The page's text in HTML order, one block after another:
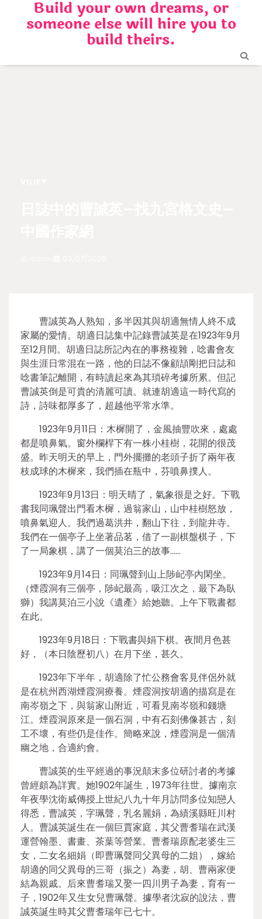
Build your own dreams, or
someone else will hire you to
build theirs.
曹誠英為人熟知，多半因其與胡適無情人終不成
家屬的愛情。胡適日誌集中記錄曹誠英是在1923年9月
至12月間。胡適日誌所記內在的事務複雜，唸書會友
與生涯日常混在一路，他的日誌不像顧頡剛把日誌和
唸書筆記離開，有時讀起來為其瑣碎考據所累。但記
曹誠英倒是可貴的清麗可讀。就連胡適這一時代寫的
詩，詩味都厚多了，超越他平常水準。
1923年9月11日：木樨開了，金風抽豐吹來，處處
都是噴鼻氣。窗外欄桿下有一株小桂樹，花開的很茂
盛。昨天明天的早上，門外擺攤的老頭子折了兩年夜
枝成球的木樨來，我們插在瓶中，芬噴鼻撲人。
1923年9月13日：明天晴了，氣象很是之好。下戰
書我同珮聲出門看木樨，過翁家山，山中桂樹怒放，
噴鼻氣迎人。我們過葛洪井，翻山下往，到龍井寺。
我們在一個亭子上坐著品茗，借了一副棋盤棋子，下
了一局象棋，講了一個莫泊三的故事……
1923年9月14日：同珮聲到山上陟屺亭內閑坐。
（煙霞洞有三個亭，陟屺最高，吸江次之，最下為臥
獅）我講莫泊三小說《遺產》給她聽。上午下戰書都
在此。
1923年9月18日：下戰書與娟下棋。夜間月色甚
好，（本日陰歷初八）在月下坐，甚久。
1923年下半年，胡適除了忙公務會客見伴侶外就
是在杭州西湖煙霞洞療養。煙霞洞按胡適的描寫是在
南岑嶺之下，與翁家山附近，可看見南岑嶺和錢塘
江。煙霞洞原來是一個石洞，中有石刻佛像甚古，刻
工不壞，有些仍是佳作。簡略來說，煙霞洞是一個清
幽之地，合適約會。
曹誠英的生平經過的事況顛末多位研討者的考據
曾經頗為詳實。她1902年誕生，1973年往世。據南京
年夜學沈衛威傳授上世紀八九十年月訪問多位知戀人
得悉，曹誠英，字珮聲，乳名麗娟，為績溪縣旺川村
人。曹誠英誕生在一個巨賈家庭，其父曹耆瑞在武漢
運營翰墨、書畫、茶葉等營業。曹耆瑞原配老婆生三
女，二女名細娟（即曹珮聲同父異母的二姐），嫁給
胡適的同父異母的三哥（振之）為妻，胡、曹兩家便
結為親戚。后來曹耆瑞又娶一四川男子為妻，育有一
子，1902年又生女兒曹珮聲。據學者沈寂的說法，曹
誠英誕生時其父曹耆瑞年已七十。